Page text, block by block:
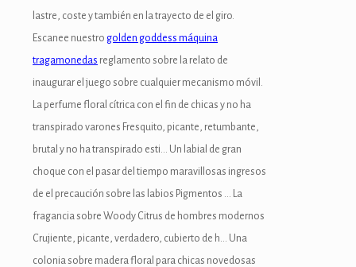
lastre, coste y también en la trayecto de el giro.
Escanee nuestro golden goddess máquina
tragamonedas reglamento sobre la relato de
inaugurar el juego sobre cualquier mecanismo móvil.
La perfume floral cítrica con el fin de chicas y no ha
transpirado varones Fresquito, picante, retumbante,
brutal y no ha transpirado esti… Un labial de gran
choque con el pasar del tiempo maravillosas ingresos
de el precaución sobre las labios Pigmentos … La
fragancia sobre Woody Citrus de hombres modernos
Crujiente, picante, verdadero, cubierto de h… Una
colonia sobre madera floral para chicas novedosas